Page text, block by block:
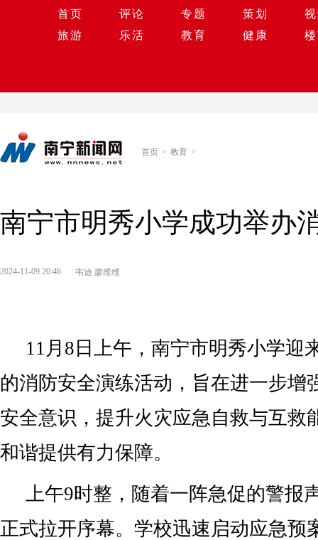
首页 评论 专题 策划
旅游
乐活 教育 健康
首页 > 教育 >
南宁市明秀小学成功举办
2024-11-09 20:46 韦迪 廖维维
11月8日上午，南宁市明秀小学迎
的消防安全演练活动，旨在进一步增
安全意识，提升火灾应急自救与互救
和谐提供有力保障。
上午9时整，随着一阵急促的警报
正式拉开序幕。学校迅速启动应急预